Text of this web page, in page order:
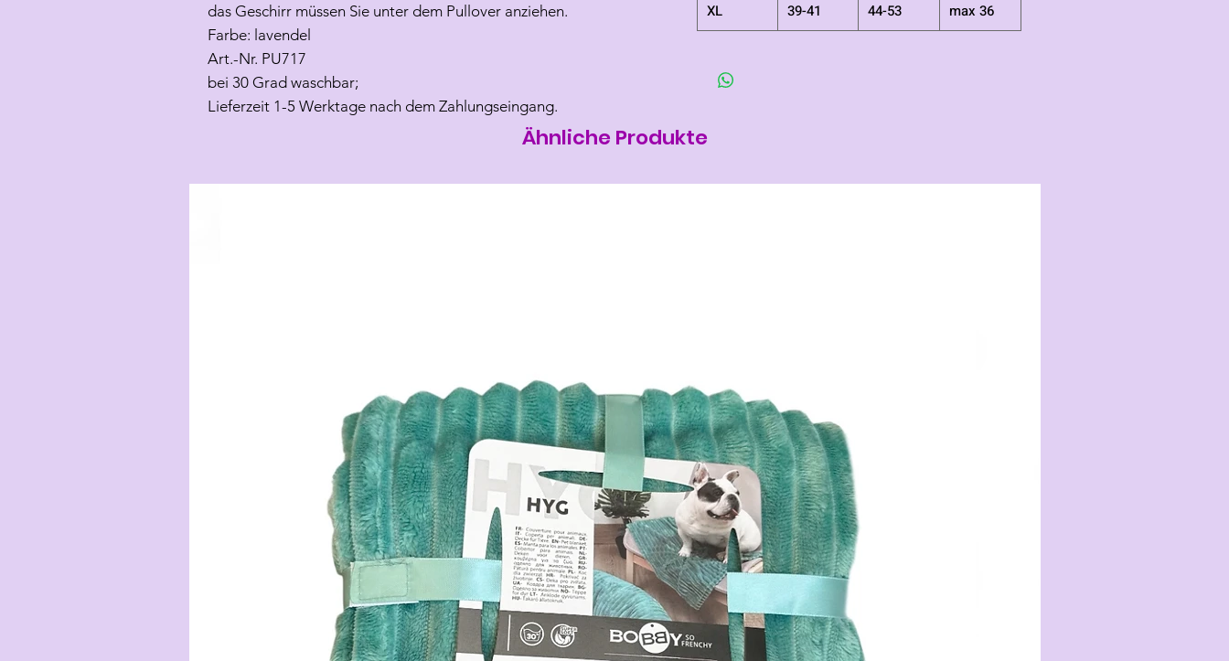
das Geschirr müssen Sie unter dem Pullover anziehen.
Farbe: lavendel
Art.-Nr. PU717
bei 30 Grad waschbar;
Lieferzeit 1-5 Werktage nach dem Zahlungseingang.
XL
39-41 44-53 max 36
Ähnliche Produkte